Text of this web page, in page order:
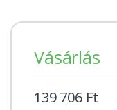
Vásárlás
139 706 Ft